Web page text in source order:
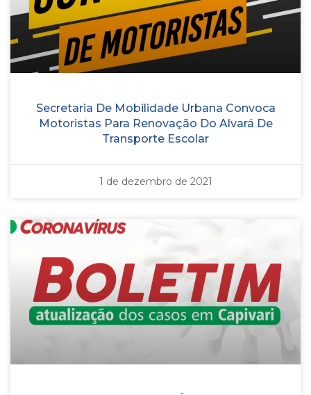
Secretaria De Mobilidade Urbana Convoca
Motoristas Para Renovação Do Alvará De
Transporte Escolar
1 de dezembro de 2021